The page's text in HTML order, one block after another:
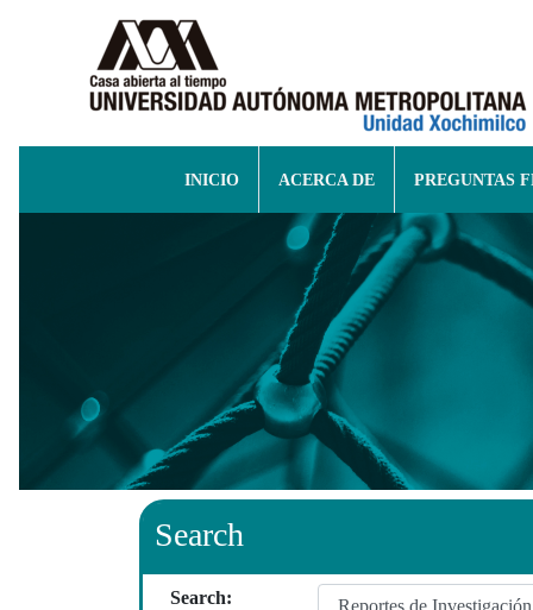
INICIO ACERCA DE PREGUNTAS
Search
Search: